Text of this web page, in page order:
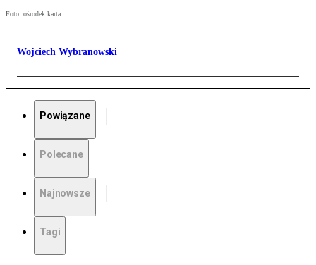
Foto: ośrodek karta
Wojciech Wybranowski
Powiązane
Polecane
Najnowsze
Tagi